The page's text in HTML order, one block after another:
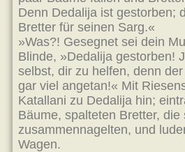
Denn Dedalija ist gestorben;
Bretter für seinen Sarg.«
»Was?! Gesegnet sei dein
Blinde, »Dedalija gestorben!
selbst, dir zu helfen, denn
gar viel angetan!« Mit
Katallani zu Dedalija hin;
Bäume, spalteten Bretter, die
zusammennagelten, und
Wagen.